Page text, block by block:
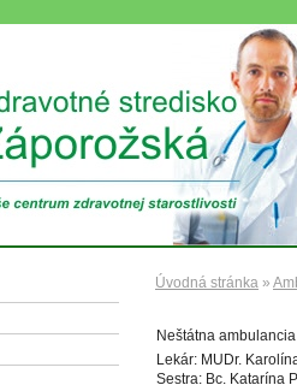
Úvodná stránka »
Neštátna
Lekár: MUDr.
Sestra: Bc. Katarína